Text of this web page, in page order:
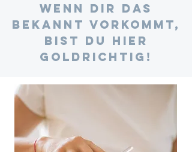
Wenn dir das
bekannt vorkommt,
bist du hier
goldrichtig!